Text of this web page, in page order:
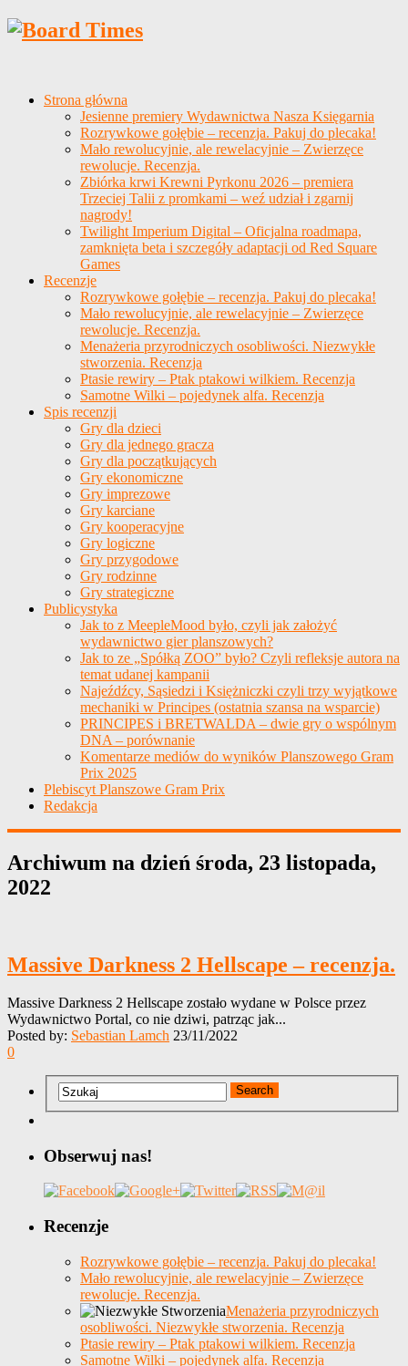
Strona główna
Jesienne premiery Wydawnictwa Nasza Księgarnia
Rozrywkowe gołębie – recenzja. Pakuj do plecaka!
Mało rewolucyjnie, ale rewelacyjnie – Zwierzęce
rewolucje. Recenzja.
Zbiórka krwi Krewni Pyrkonu 2026 – premiera
Trzeciej Talii z promkami – weź udział i zgarnij
nagrody!
Twilight Imperium Digital – Oficjalna roadmapa,
zamknięta beta i szczegóły adaptacji od Red Square
Games
Recenzje
Rozrywkowe gołębie – recenzja. Pakuj do plecaka!
Mało rewolucyjnie, ale rewelacyjnie – Zwierzęce
rewolucje. Recenzja.
Menażeria przyrodniczych osobliwości. Niezwykłe
stworzenia. Recenzja
Ptasie rewiry – Ptak ptakowi wilkiem. Recenzja
Samotne Wilki – pojedynek alfa. Recenzja
Spis recenzji
Gry dla dzieci
Gry dla jednego gracza
Gry dla początkujących
Gry ekonomiczne
Gry imprezowe
Gry karciane
Gry kooperacyjne
Gry logiczne
Gry przygodowe
Gry rodzinne
Gry strategiczne
Publicystyka
Jak to z MeepleMood było, czyli jak założyć
wydawnictwo gier planszowych?
Jak to ze „Spółką ZOO” było? Czyli refleksje autora na
temat udanej kampanii
Najeźdźcy, Sąsiedzi i Księżniczki czyli trzy wyjątkowe
mechaniki w Principes (ostatnia szansa na wsparcie)
PRINCIPES i BRETWALDA – dwie gry o wspólnym
DNA – porównanie
Komentarze mediów do wyników Planszowego Gram
Prix 2025
Plebiscyt Planszowe Gram Prix
Redakcja
Archiwum na dzień środa, 23 listopada,
2022
Massive Darkness 2 Hellscape – recenzja.
Massive Darkness 2 Hellscape zostało wydane w Polsce przez
Wydawnictwo Portal, co nie dziwi, patrząc jak...
Posted by: Sebastian Lamch 23/11/2022
0
Obserwuj nas!
Recenzje
Rozrywkowe gołębie – recenzja. Pakuj do plecaka!
Mało rewolucyjnie, ale rewelacyjnie – Zwierzęce
rewolucje. Recenzja.
Menażeria przyrodniczych
osobliwości. Niezwykłe stworzenia. Recenzja
Ptasie rewiry – Ptak ptakowi wilkiem. Recenzja
Samotne Wilki – pojedynek alfa. Recenzja